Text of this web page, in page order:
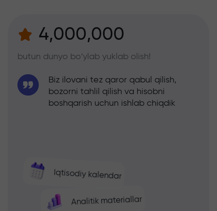
4,000,000
butun dunyo bo‘ylab yuklab olish!
Iqtisodiy kalendar
Analitik materiallar
Biz ilovani tez qaror qabul qilish,
bozorni tahlil qilish va hisobni
boshqarish uchun ishlab chiqdik